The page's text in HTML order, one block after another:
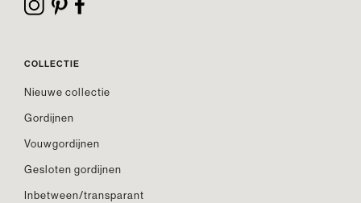
COLLECTIE
Nieuwe collectie
Gordijnen
Vouwgordijnen
Gesloten gordijnen
Inbetween/transparant